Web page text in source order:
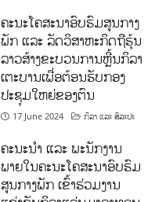
ຄະນະໂຄສະນາອົບຮົມສູນກາງ
ພັກ ແລະ ລັດວິສາຫະກິດຖືຮຸ້ນ
ລາວສ້າງຂະບວນການຫຼີ້ນກິລາ
ເຕະບານເພື່ອຕ້ອນຮັບກອງ
ປະຊຸມໃຫຍ່ຂອງຕົນ
17 June 2024 ກິລາ ແລະ ສິລະປະ
ຄະນະນຳ ແລະ ພະນັກງານ
ພາຍໃນຄະນະໂຄສະນາອົບຮົມ
ສູນກາງພັກ ເຂົ້າຮ່ວມງານ